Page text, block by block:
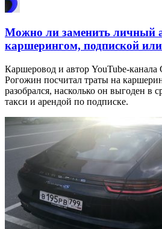
Можно ли заменить личный
каршерингом, подпиской или
Каршеровод и автор YouTube-канала
Рогожин посчитал траты на
разобрался, насколько он выгоден в
такси и арендой по подписке.